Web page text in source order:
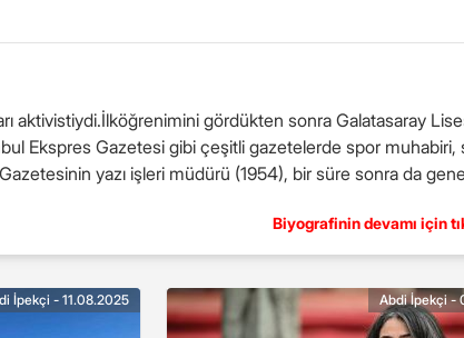
aktivistiydi.İlköğrenimini gördükten sonra Galatasaray
Ekspres Gazetesi gibi çeşitli gazetelerde spor muhabiri,
yazı işleri müdürü (1954), bir süre sonra da
Biyografinin devamı için
İpekçi - 11.08.2025 Abdi İpekçi -